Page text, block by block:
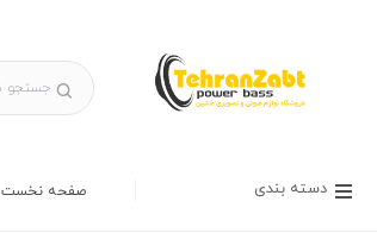
دسته بندی صفحه نخست